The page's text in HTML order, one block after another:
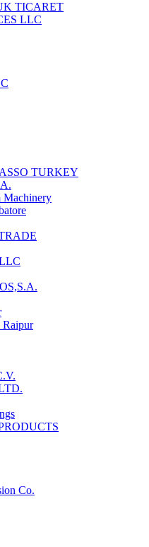
TICARET
LLC
TURKEY
Machinery
Raipur
Co.